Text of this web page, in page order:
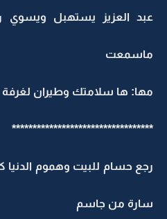
عبد العزيز يستهبل
ماسمعت
مها: ها سلامتك وطيران لغرفة
**********************************
رجع حسام للبيت وهموم
سارة من جاسم